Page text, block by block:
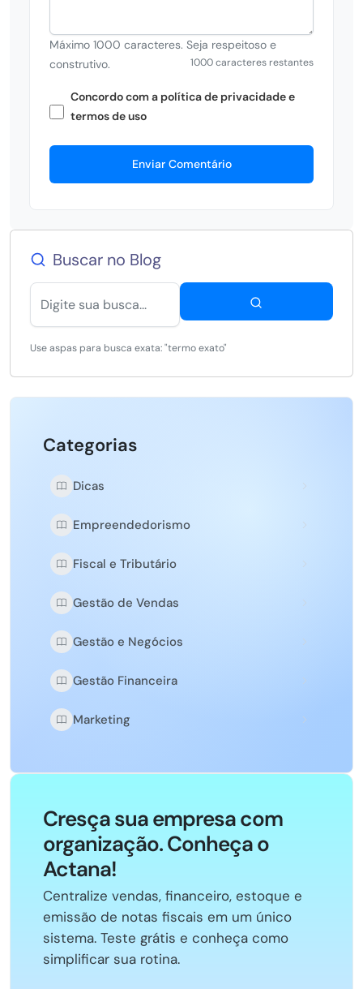
Máximo 1000 caracteres. Seja respeitoso e
construtivo.
1000 caracteres restantes
Concordo com a política de privacidade e
termos de uso
Enviar Comentário
Buscar no Blog
Use aspas para busca exata: "termo exato"
Categorias
Dicas
Empreendedorismo
Fiscal e Tributário
Gestão de Vendas
Gestão e Negócios
Gestão Financeira
Marketing
Cresça sua empresa com
organização. Conheça o
Actana!
Centralize vendas, financeiro, estoque e
emissão de notas fiscais em um único
sistema. Teste grátis e conheça como
simplificar sua rotina.